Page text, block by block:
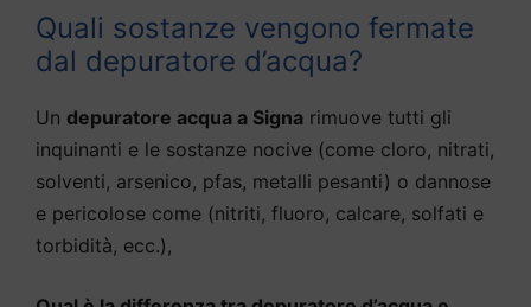
Quali sostanze vengono fermate
dal depuratore d’acqua?
Un depuratore acqua a Signa rimuove tutti gli
inquinanti e le sostanze nocive (come cloro, nitrati,
solventi, arsenico, pfas, metalli pesanti) o dannose
e pericolose come (nitriti, fluoro, calcare, solfati e
torbidità, ecc.),